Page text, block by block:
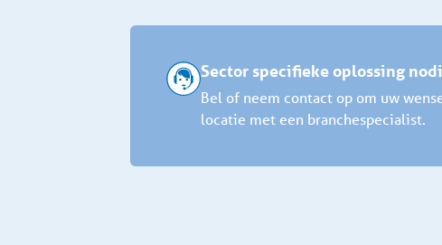
Sector specifieke oplossing
Bel of neem contact op om uw
locatie met een branchespecialist.